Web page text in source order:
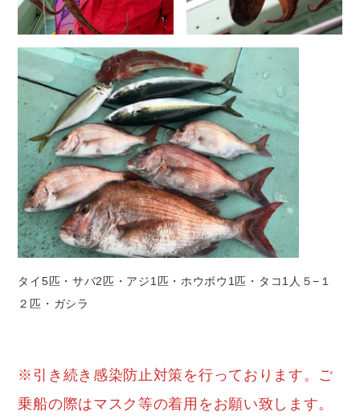
タイ5匹・サバ2匹・アジ1匹・ホウボウ1匹・タコ1人５−１
２匹・ガシラ
※引き続き感染防止対策を行っております。ご
乗船の際はマスク等の着用をお願い致します。